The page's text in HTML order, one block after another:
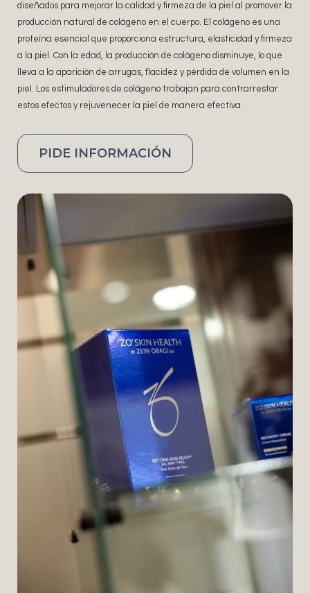
diseñados para mejorar la calidad y firmeza de la piel al promover la
producción natural de colágeno en el cuerpo. El colágeno es una
proteína esencial que proporciona estructura, elasticidad y firmeza
a la piel. Con la edad, la producción de colágeno disminuye, lo que
lleva a la aparición de arrugas, flacidez y pérdida de volumen en la
piel. Los estimuladores de colágeno trabajan para contrarrestar
estos efectos y rejuvenecer la piel de manera efectiva.
PIDE INFORMACIÓN